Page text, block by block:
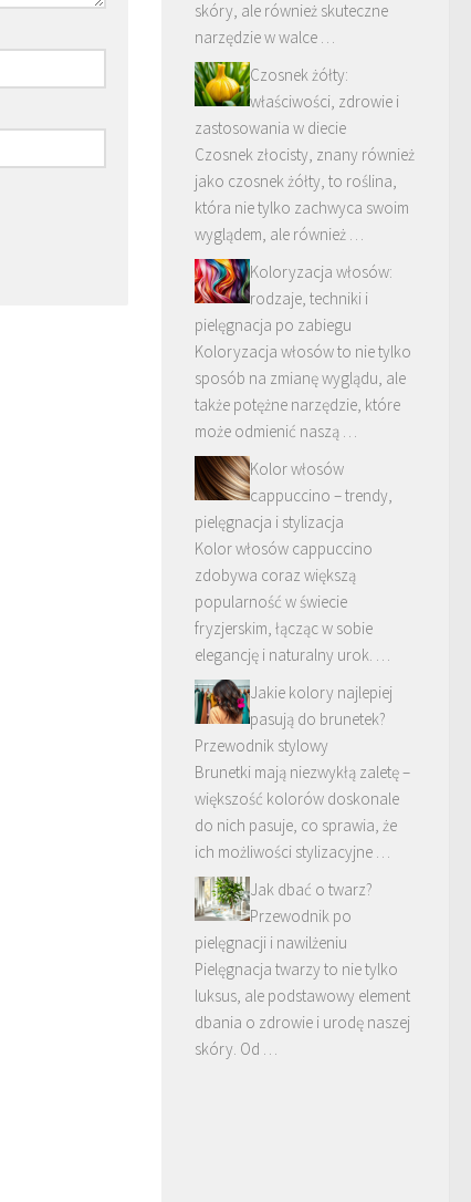
skóry, ale również skuteczne
narzędzie w walce …
Czosnek żółty:
właściwości, zdrowie i
zastosowania w diecie
Czosnek złocisty, znany również
jako czosnek żółty, to roślina,
która nie tylko zachwyca swoim
wyglądem, ale również …
Koloryzacja włosów:
rodzaje, techniki i
pielęgnacja po zabiegu
Koloryzacja włosów to nie tylko
sposób na zmianę wyglądu, ale
także potężne narzędzie, które
może odmienić naszą …
Kolor włosów
cappuccino – trendy,
pielęgnacja i stylizacja
Kolor włosów cappuccino
zdobywa coraz większą
popularność w świecie
fryzjerskim, łącząc w sobie
elegancję i naturalny urok. …
Jakie kolory najlepiej
pasują do brunetek?
Przewodnik stylowy
Brunetki mają niezwykłą zaletę –
większość kolorów doskonale
do nich pasuje, co sprawia, że
ich możliwości stylizacyjne …
Jak dbać o twarz?
Przewodnik po
pielęgnacji i nawilżeniu
Pielęgnacja twarzy to nie tylko
luksus, ale podstawowy element
dbania o zdrowie i urodę naszej
skóry. Od …